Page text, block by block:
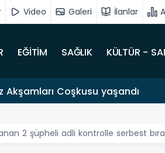
Video Galeri İlanlar
EĞİTİM SAĞLIK KÜLTÜR -
Coşkusu yaşandı
2 şüpheli adli kontrolle serbest